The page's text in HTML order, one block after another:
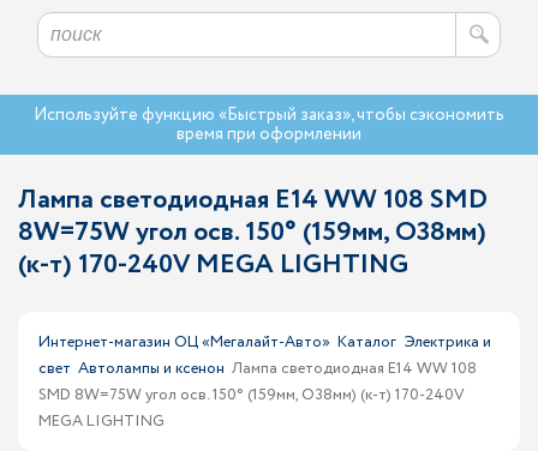
Используйте функцию «Быстрый заказ», чтобы сэкономить
время при оформлении
Лампа светодиодная E14 WW 108 SMD
8W=75W угол осв. 150° (159мм, O38мм)
(к-т) 170-240V MEGA LIGHTING
Интернет-магазин ОЦ «Мегалайт-Авто» Каталог Электрика и
свет Автолампы и ксенон Лампа светодиодная E14 WW 108
SMD 8W=75W угол осв. 150° (159мм, O38мм) (к-т) 170-240V
MEGA LIGHTING